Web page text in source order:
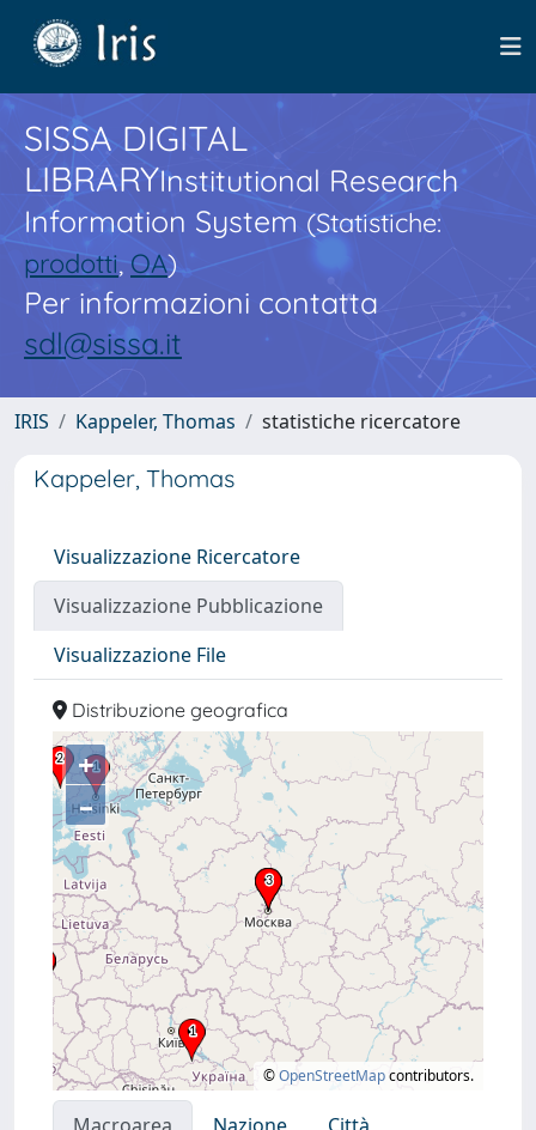
SISSA DIGITAL
LIBRARYInstitutional Research
Information System(Statistiche:
prodotti,OA)
Per informazioni contatta
sdl@sissa.it
IRIS Kappeler, Thomas statistiche ricercatore
Kappeler, Thomas
Visualizzazione Ricercatore
Visualizzazione Pubblicazione
Visualizzazione File
Distribuzione geografica
+
–
©OpenStreetMapcontributors.